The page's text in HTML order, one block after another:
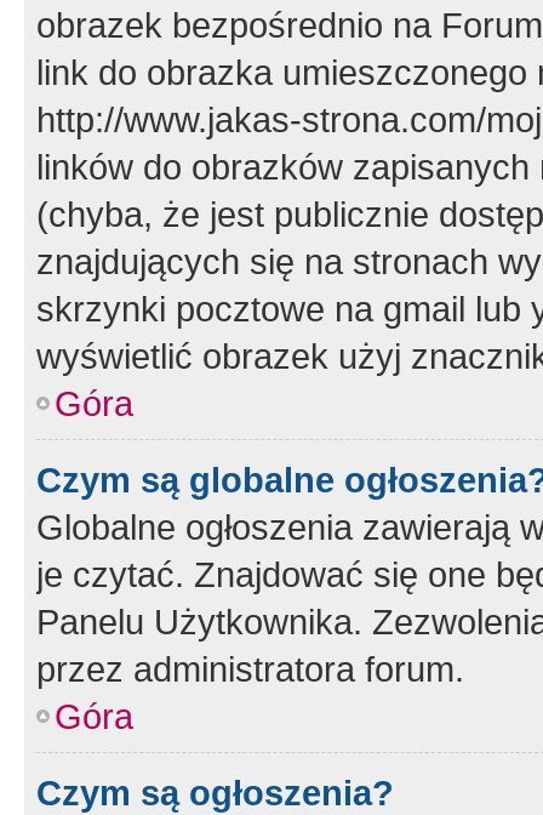
obrazek bezpośrednio na
link do obrazka
http://www.jakas-strona.com/
linków do obrazków
(chyba, że jest publicznie
znajdujących się na stronach
skrzynki pocztowe na gmail lub
wyświetlić obrazek użyj
Góra
Czym są globalne
Globalne ogłoszenia zawierają
je czytać. Znajdować się one
Panelu Użytkownika.
przez administratora forum.
Góra
Czym są ogłoszenia?